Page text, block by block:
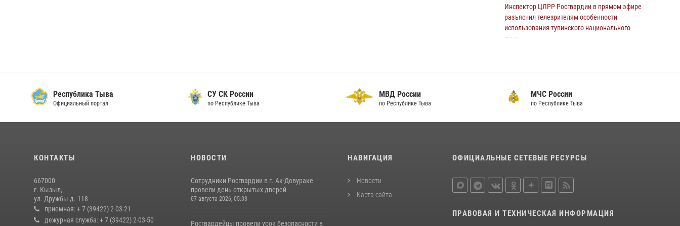
Инспектор ЦЛРР Росгвардии в прямом эфире
разъяснил телезрителям особенности
использования тувинского национального
лука
Инспекторы Росгвардии приняли участие в
тувинского праздника животноводов
Наадым-2026
Наадым-2026
Росгвардия обеспечила общественную
Наадым-2026 в Туве
Республика Тыва
Официальный портал
СУ СК России
по Республике Тыва
МВД России
по Республике Тыва
МЧС России
по Республике Тыва
КОНТАКТЫ
667000
г. Кызыл,
ул. Дружбы д. 118
приемная: + 7 (39422) 2-03-21
дежурная служба: + 7 (39422) 2-03-50
НОВОСТИ
Сотрудники Росгвардии в г. Ак-Довураке
провели день открытых дверей
07 августа 2026, 05:03
Росгвардейцы провели урок безопасности в
НАВИГАЦИЯ
Новости
Карта сайта
ОФИЦИАЛЬНЫЕ СЕТЕВЫЕ РЕСУРСЫ
ПРАВОВАЯ И ТЕХНИЧЕСКАЯ ИНФОРМАЦИЯ